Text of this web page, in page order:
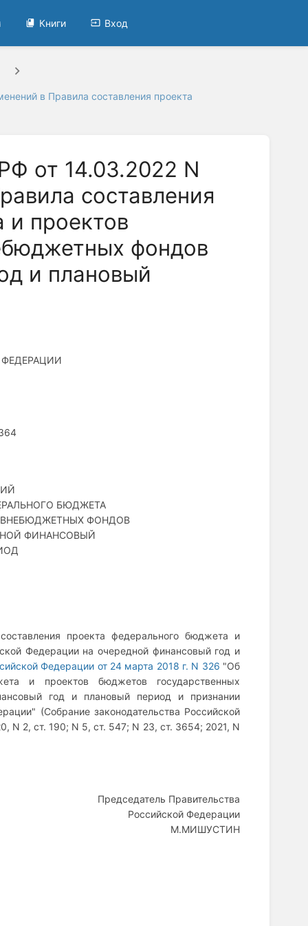
Книги Вход
в Правила составления проекта
от 14.03.2022 N
составления
и проектов
фондов
и плановый
БЮДЖЕТА
ФОНДОВ
ФИНАНСОВЫЙ
проекта федерального бюджета и
Федерации на очередной финансовый год и
Федерации от 24 марта 2018 г. N 326 "Об
и проектов бюджетов государственных
год и плановый период и признании
(Собрание законодательства Российской
N 2, ст. 190; N 5, ст. 547; N 23, ст. 3654; 2021, N
Председатель Правительства
Российской Федерации
М.МИШУСТИН